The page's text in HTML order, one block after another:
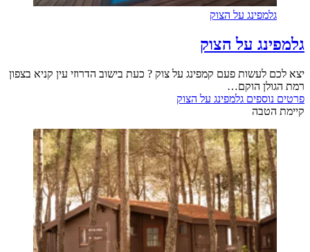
גלמפינג על הצוק
גלמפינג על הצוק
יצא לכם לעשות פעם קמפינג על צוק ? כעת בישוב הדרוזי עין קניא בצפון
רמת הגולן הוקם…
פרטים נוספים גלמפינג על הצוק
קיימת הטבה